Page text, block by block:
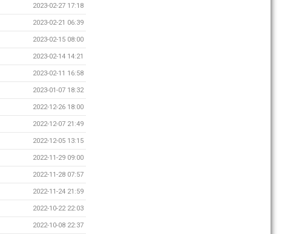
2023-02-27 17:18
2023-02-21 06:39
2023-02-15 08:00
2023-02-14 14:21
2023-02-11 16:58
2023-01-07 18:32
2022-12-26 18:00
2022-12-07 21:49
2022-12-05 13:15
2022-11-29 09:00
2022-11-28 07:57
2022-11-24 21:59
2022-10-22 22:03
2022-10-08 22:37